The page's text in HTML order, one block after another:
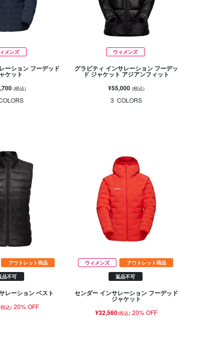
メンズ
ーション フーデッド
ケット
(税込)
ウィメンズ
グラビティ インサレーション フーデッ
ド ジャケット アジアンフィット
¥55,000 (税込)
3 COLORS
アウトレット商品
品不可
レーション ベスト
込) 20% OFF
ウィメンズ アウトレット商品
返品不可
センダー インサレーション フーデッド
ジャケット
¥32,560(税込) 20% OFF